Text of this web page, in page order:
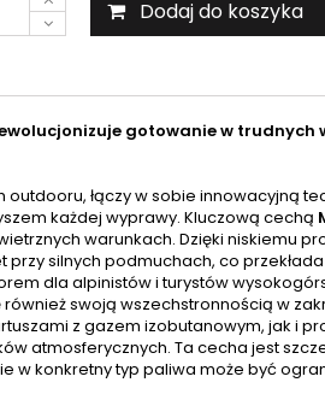
Dodaj do koszyka
gotowanie w trudnych
łączy w sobie innowacyjną
każdej wyprawy. Kluczową cechą
warunkach. Dzięki niskiemu
silnych podmuchach, co
dla alpinistów i turystów
również swoją wszechstronnością w
z gazem izobutanowym, jak i
atmosferycznych. Ta cecha jest
w konkretny typ paliwa może być